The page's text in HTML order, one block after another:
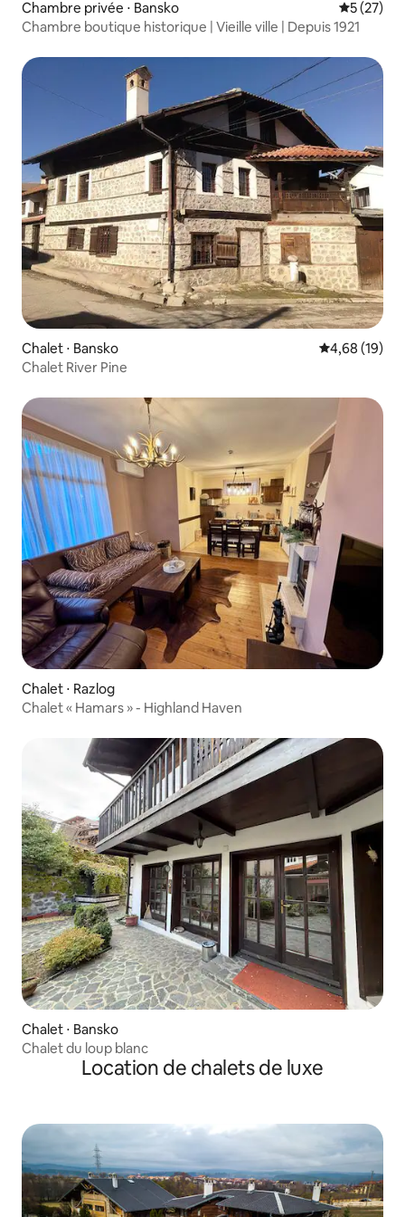
Chambre privée ⋅ Bansko
5 (27)
Chambre boutique historique | Vieille ville | Depuis 1921
Chalet ⋅ Bansko Évaluation
4,68 (19)
Chalet River Pine
Chalet ⋅ Razlog
Chalet « Hamars » - Highland Haven
Chalet ⋅ Bansko
Chalet du loup blanc
Location de chalets de luxe